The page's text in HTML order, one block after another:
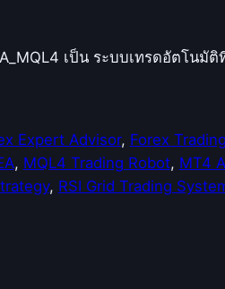
เป็น ระบบเทรดอัตโนมั
Expert Advisor, Forex
, MQL4 Trading Robot, MT4
, RSI Grid Trading